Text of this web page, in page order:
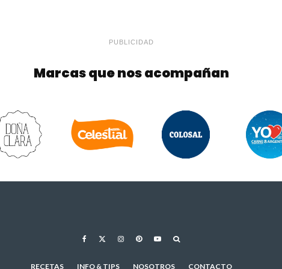
PUBLICIDAD
Marcas que nos acompañan
RECETAS INFO & TIPS NOSOTROS CONTACTO